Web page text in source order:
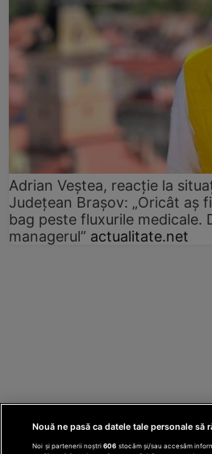
Adrian Veștea, reacție la
Județean Brașov: „Oricât aș
bag peste fluxurile medicale.
managerul” actualitate.net
Nouă ne pasă ca datele tale personale să
Noi și partenerii noștri606 stocăm și/sau accesăm